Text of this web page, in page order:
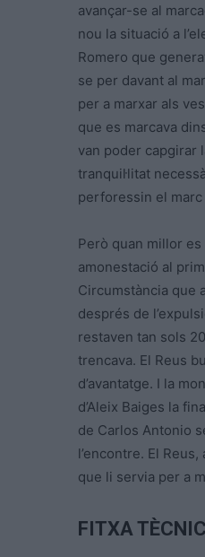
avançar-se al
nou la situació a
Romero que
se per davant al
per a marxar als
que es marcava
van poder capgirar
tranquil·litat
perforessin el marc
Però quan millor es
amonestació al
Circumstància que
després de
restaven tan sols
trencava. El Reus
d’avantatge. I la
d’Aleix Baiges la
de Carlos Antonio
l’encontre. El
que li servia per a
FITXA